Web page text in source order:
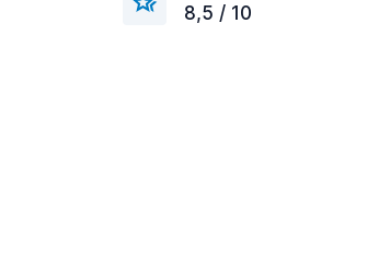
8,5 / 10